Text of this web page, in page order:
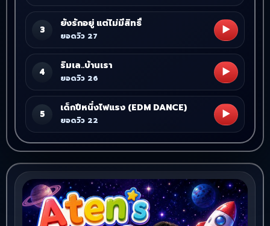
3 ยังรักอยู่ แต่ไม่มีสิทธิ์
ยอดวิว 27 ▶
4 ริมเล..บ้านเรา
ยอดวิว 26 ▶
5 เด็กปีหนึ่งไฟแรง (EDM DANCE)
ยอดวิว 22 ▶